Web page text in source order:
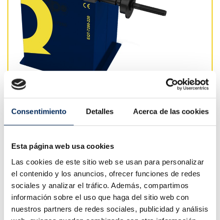
Consentimiento Detalles Acerca de las cookies
Esta página web usa cookies
Las cookies de este sitio web se usan para personalizar
el contenido y los anuncios, ofrecer funciones de redes
sociales y analizar el tráfico. Además, compartimos
información sobre el uso que haga del sitio web con
nuestros partners de redes sociales, publicidad y análisis
Desmontadora De Ruedas
€816.75 Tax included
€675.00 Tax excluded